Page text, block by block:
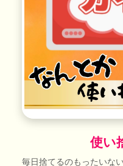
使い
毎日捨てるのもったいな